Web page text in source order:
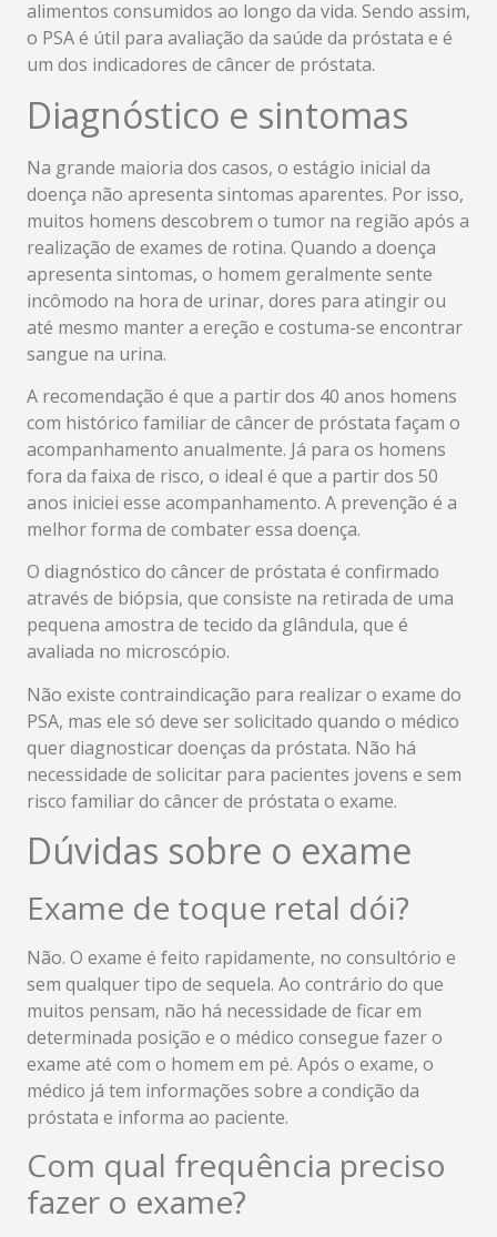
alimentos consumidos ao longo da vida. Sendo assim,
o PSA é útil para avaliação da saúde da próstata e é
um dos indicadores de câncer de próstata.
Diagnóstico e sintomas
Na grande maioria dos casos, o estágio inicial da
doença não apresenta sintomas aparentes. Por isso,
muitos homens descobrem o tumor na região após a
realização de exames de rotina. Quando a doença
apresenta sintomas, o homem geralmente sente
incômodo na hora de urinar, dores para atingir ou
até mesmo manter a ereção e costuma-se encontrar
sangue na urina.
A recomendação é que a partir dos 40 anos homens
com histórico familiar de câncer de próstata façam o
acompanhamento anualmente. Já para os homens
fora da faixa de risco, o ideal é que a partir dos 50
anos iniciei esse acompanhamento. A prevenção é a
melhor forma de combater essa doença.
O diagnóstico do câncer de próstata é confirmado
através de biópsia, que consiste na retirada de uma
pequena amostra de tecido da glândula, que é
avaliada no microscópio.
Não existe contraindicação para realizar o exame do
PSA, mas ele só deve ser solicitado quando o médico
quer diagnosticar doenças da próstata. Não há
necessidade de solicitar para pacientes jovens e sem
risco familiar do câncer de próstata o exame.
Dúvidas sobre o exame
Exame de toque retal dói?
Não. O exame é feito rapidamente, no consultório e
sem qualquer tipo de sequela. Ao contrário do que
muitos pensam, não há necessidade de ficar em
determinada posição e o médico consegue fazer o
exame até com o homem em pé. Após o exame, o
médico já tem informações sobre a condição da
próstata e informa ao paciente.
Com qual frequência preciso
fazer o exame?